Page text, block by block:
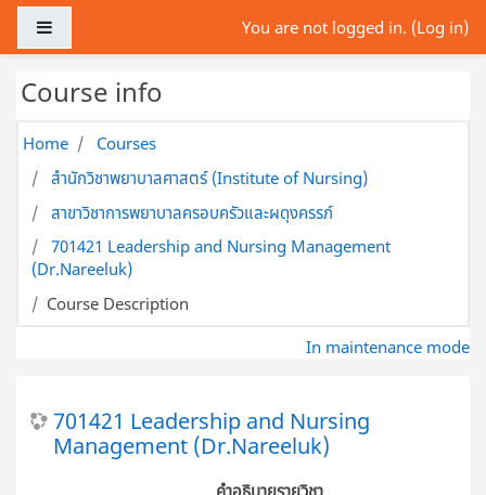
Skip to main content
You are not logged in. (Log in)
Course info
Home
Courses
สำนักวิชาพยาบาลศาสตร์ (Institute of Nursing)
สาขาวิชาการพยาบาลครอบครัวและผดุงครรภ์
701421 Leadership and Nursing Management
(Dr.Nareeluk)
Course Description
In maintenance mode
701421 Leadership and Nursing
Management (Dr.Nareeluk)